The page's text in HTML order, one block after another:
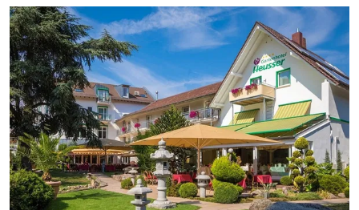
Doppelzimmer Superior
2 Erwachsene und 1 Kind